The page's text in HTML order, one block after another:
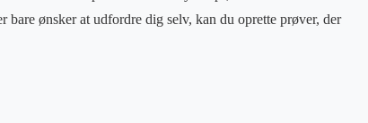
ønsker at udfordre dig selv, kan du oprette prøver, der